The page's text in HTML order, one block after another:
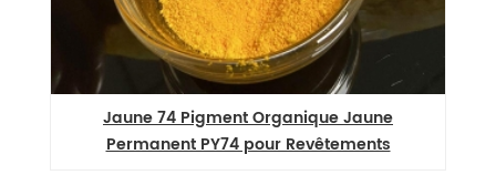
Jaune 74 Pigment Organique Jaune
Permanent PY74 pour Revêtements